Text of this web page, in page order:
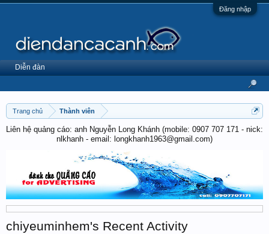
Đăng nhập
Trang chủ Thành viên
Liên hệ quảng cáo: anh Nguyễn Long Khánh (mobile: 0907 707 171 - nick:
nlkhanh - email: longkhanh1963@gmail.com)
chiyeuminhem's Recent Activity
Diễn đàn